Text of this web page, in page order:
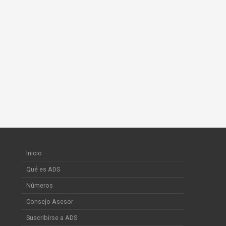
Inicio
Qué es ADS
Números
Consejo Asesor
Suscribirse a ADS